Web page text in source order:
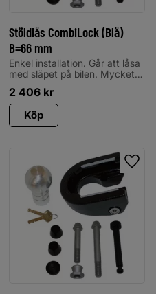
Stöldlås CombiLock (Blå)
B=66 mm
Enkel installation. Går att låsa
med släpet på bilen. Mycket
godkänt av
stöldskyddsföreningen och
alla försäkringsbolag.
2 406 kr
Köp
till i favoriter